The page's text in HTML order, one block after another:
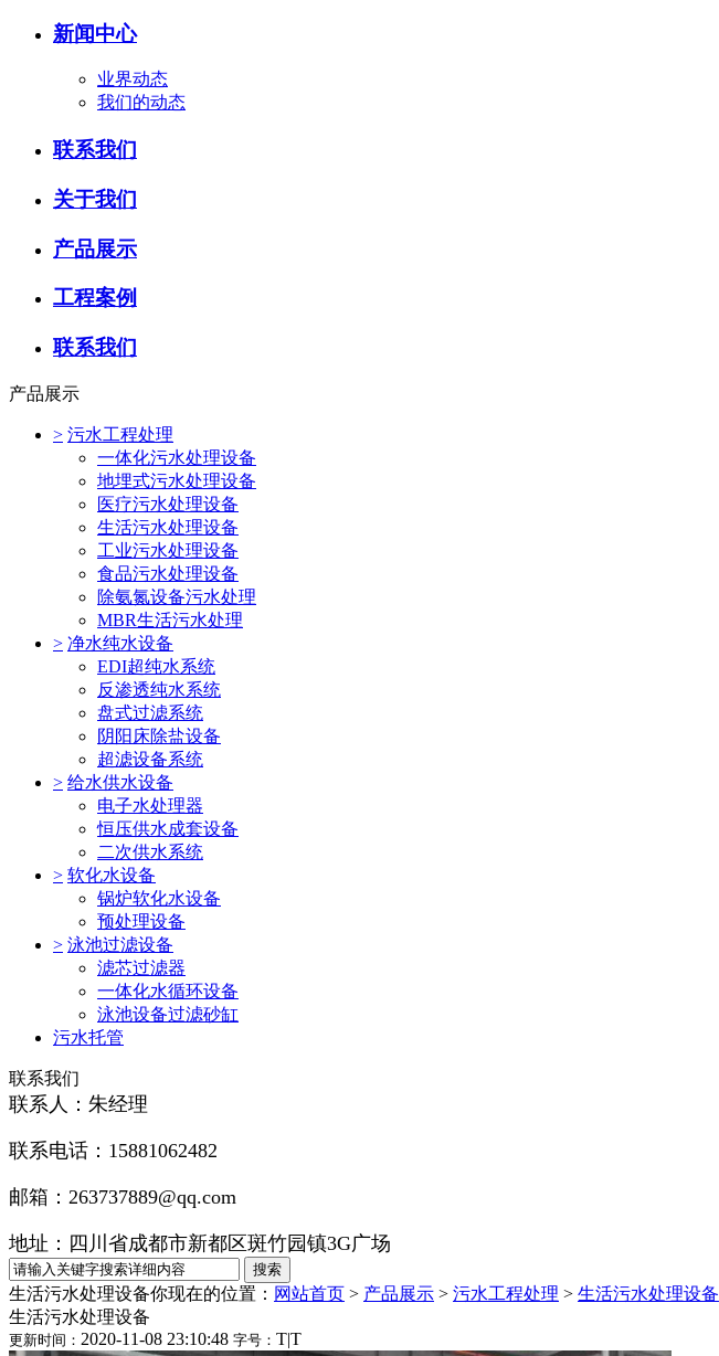
新闻中心
业界动态
我们的动态
联系我们
关于我们
产品展示
工程案例
联系我们
产品展示
> 污水工程处理
一体化污水处理设备
地埋式污水处理设备
医疗污水处理设备
生活污水处理设备
工业污水处理设备
食品污水处理设备
除氨氮设备污水处理
MBR生活污水处理
> 净水纯水设备
EDI超纯水系统
反渗透纯水系统
盘式过滤系统
阴阳床除盐设备
超滤设备系统
> 给水供水设备
电子水处理器
恒压供水成套设备
二次供水系统
> 软化水设备
锅炉软化水设备
预处理设备
> 泳池过滤设备
滤芯过滤器
一体化水循环设备
泳池设备过滤砂缸
污水托管
联系我们
联系人：朱经理
联系电话：15881062482
邮箱：263737889@qq.com
地址：四川省成都市新都区斑竹园镇3G广场
生活污水处理设备你现在的位置： 网站首页 > 产品展示 > 污水工程处理 > 生活污水处理设备
生活污水处理设备
更新时间： 2020-11-08 23:10:48 字号： T|T